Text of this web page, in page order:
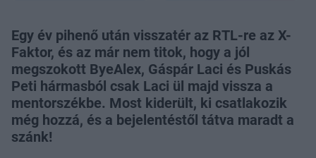
Egy év pihenő után visszatér az RTL-re az X-
Faktor, és az már nem titok, hogy a jól
megszokott ByeAlex, Gáspár Laci és Puskás
Peti hármasból csak Laci ül majd vissza a
mentorszékbe. Most kiderült, ki csatlakozik
még hozzá, és a bejelentéstől tátva maradt a
szánk!